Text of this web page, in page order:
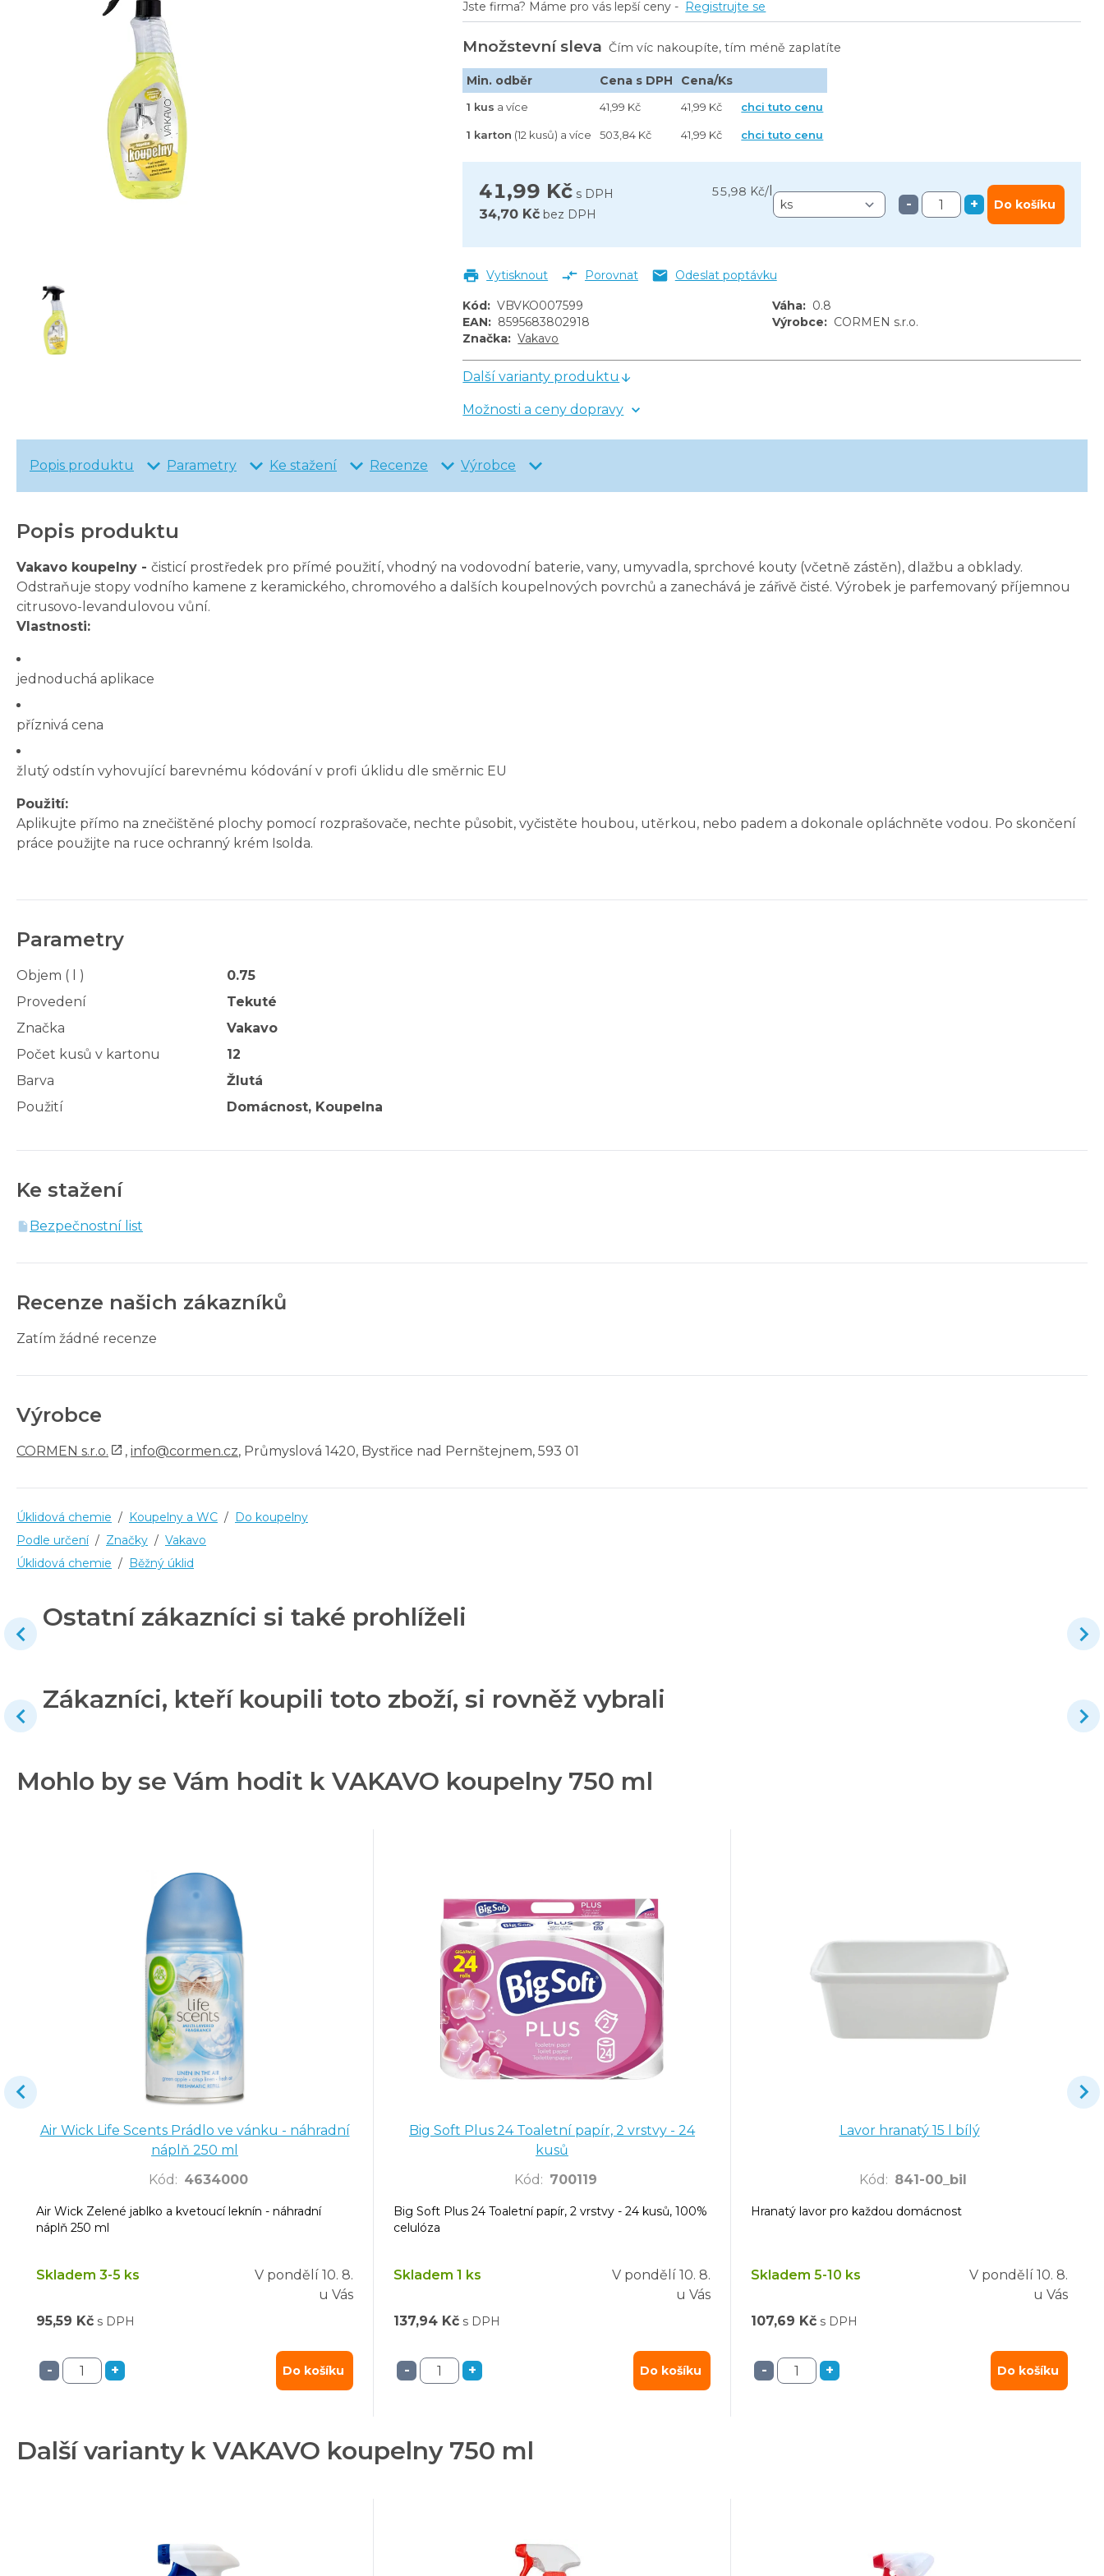
Real na koupelny 550 ml
GO! Koupelna s rozprašovačem 500 ml
Fixinela perfekt na koupelny 500 ml
41,99 Kč s DPH 55,98 Kč/
34,70 Kč bez DPH
- + Do košíku
Jste firma? Máme pro vás lepší ceny - Registrujte se
Množstevní sleva Čím víc nakoupíte, tím méně zaplatíte
Min. odběr Cena s DPH Cena/Ks
1 kus a více 41,99 Kč 41,99 Kč chci tuto cenu
1 karton (12 kusů) a více 503,84 Kč 41,99 Kč chci tuto cenu
Vytisknout Porovnat Odeslat poptávku
Kód: VBVKO007599 Váha: 0.8
EAN: 8595683802918 Výrobce: CORMEN s.r.o.
Značka: Vakavo
Další varianty produktu
Možnosti a ceny dopravy
Popis produktu Parametry Ke stažení Recenze Výrobce
Popis produktu
Vakavo koupelny - čisticí prostředek pro přímé použití, vhodný na vodovodní baterie, vany, umyvadla, sprchové kouty (včetně zástěn), dlažbu a obklady.
Odstraňuje stopy vodního kamene z keramického, chromového a dalších koupelnových povrchů a zanechává je zářivě čisté. Výrobek je parfemovaný příjemnou
citrusovo-levandulovou vůní.
Vlastnosti:
jednoduchá aplikace
příznivá cena
žlutý odstín vyhovující barevnému kódování v profi úklidu dle směrnic EU
Použití:
Aplikujte přímo na znečištěné plochy pomocí rozprašovače, nechte působit, vyčistěte houbou, utěrkou, nebo padem a dokonale opláchněte vodou. Po skončení
práce použijte na ruce ochranný krém Isolda.
Parametry
Objem ( l )
0.75
Provedení
Tekuté
Značka
Vakavo
Počet kusů v kartonu
12
Barva
Žlutá
Použití
Domácnost, Koupelna
Ke stažení
Bezpečnostní list
Recenze našich zákazníků
Zatím žádné recenze
Výrobce
CORMEN s.r.o. , info@cormen.cz, Průmyslová 1420, Bystřice nad Pernštejnem, 593 01
Úklidová chemie / Koupelny a WC / Do koupelny
Podle určení / Značky / Vakavo
Úklidová chemie / Běžný úklid
Ostatní zákazníci si také prohlíželi
Zákazníci, kteří koupili toto zboží, si rovněž vybrali
Mohlo by se Vám hodit k VAKAVO koupelny 750 ml
Air Wick Life Scents Prádlo ve vánku - náhradní
náplň 250 ml
Kód : 4634000
Air Wick Zelené jablko a kvetoucí leknín - náhradní
náplň 250 ml
Skladem 3-5 ks V pondělí 10. 8.
u Vás
95,59 Kč s DPH
- + Do košíku
Big Soft Plus 24 Toaletní papír, 2 vrstvy - 24
kusů
Kód : 700119
Big Soft Plus 24 Toaletní papír, 2 vrstvy - 24 kusů, 100%
celulóza
Skladem 1 ks V pondělí 10. 8.
u Vás
137,94 Kč s DPH
- + Do košíku
Lavor hranatý 15 l bílý
Kód : 841-00_bil
Hranatý lavor pro každou domácnost
Skladem 5-10 ks V pondělí 10. 8.
u Vás
107,69 Kč s DPH
- + Do košíku
Další varianty k VAKAVO koupelny 750 ml